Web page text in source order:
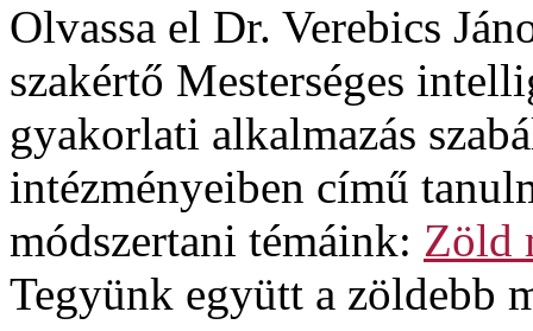
Olvassa el Dr. Verebics
szakértő Mesterséges
gyakorlati alkalmazás
intézményeiben című
módszertani témáink: Zöld
Tegyünk együtt a zöldebb